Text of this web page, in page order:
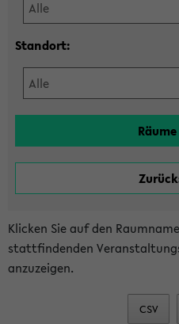
Standort:
Klicken Sie auf den
stattfindenden
anzuzeigen.
CSV